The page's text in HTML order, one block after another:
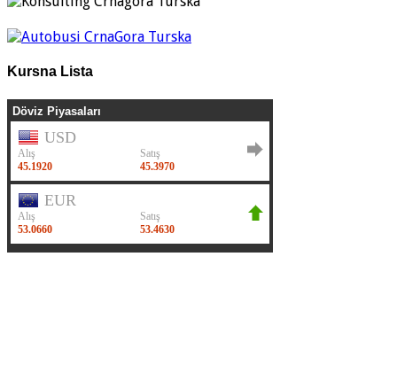
Kursna Lista